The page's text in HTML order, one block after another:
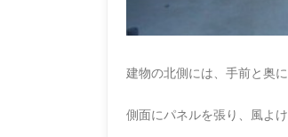
建物の北側には、手前と奥
側面にパネルを張り、 風よ